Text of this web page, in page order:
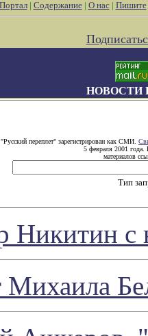
Портал| Содержание| О нас| Пишите
НОВОСТИ
"Русский переплет" зарегистрирован как СМИ.
5 февраля 2001 года.
материалов
Тип
Никитин с